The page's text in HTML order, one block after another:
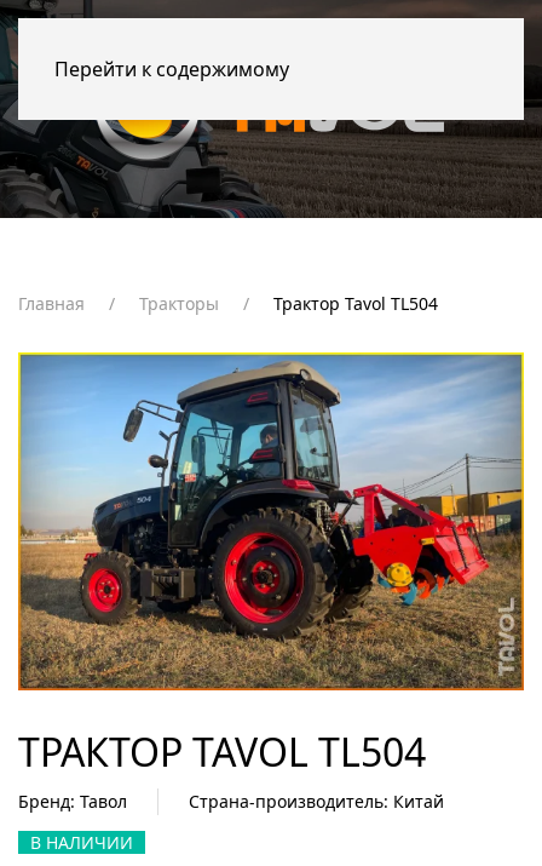
Перейти к содержимому
Главная Тракторы Трактор Tavol TL504
ТРАКТОР TAVOL TL504
Бренд: Тавол
Страна-производитель: Китай
В НАЛИЧИИ